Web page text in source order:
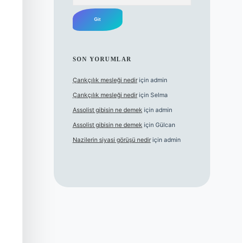
SON YORUMLAR
Çarıkçılık mesleği nediriçin admin
Çarıkçılık mesleği nediriçin Selma
Assolist gibisin ne demek için admin
Assolist gibisin ne demek için Gülcan
Nazilerin siyasi görüşü nediriçin admin